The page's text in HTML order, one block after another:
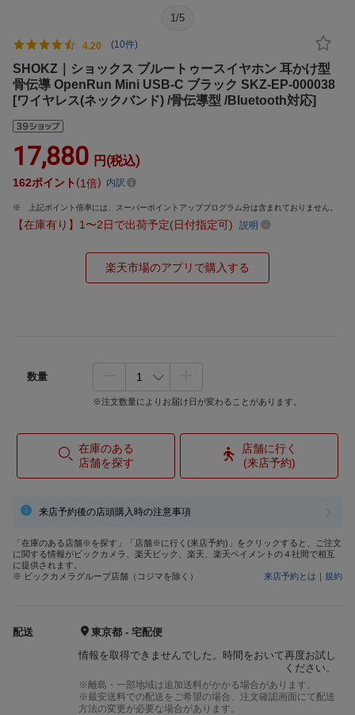
1 /5
4.20 (10件)
SHOKZ｜ショックス ブルートゥースイヤホン 耳かけ型
骨伝導 OpenRun Mini USB-C ブラック SKZ-EP-000038
[ワイヤレス(ネックバンド) /骨伝導型 /Bluetooth対応]
17,880 円(税込)
162ポイント 1倍 内訳
上記ポイント倍率には、スーパーポイントアッププログラム分は含まれておりません。
【在庫有り】1〜2日で出荷予定(日付指定可) 説明
楽天市場のアプリで購入する
数量
※注文数量によりお届け日が変わることがあります。
在庫のある
店舗を探す
店舗に行く
(来店予約)
来店予約後の店頭購入時の注意事項
「在庫のある店舗※を探す」「店舗※に行く(来店予約)」をクリックすると、ご注文
に関する情報がビックカメラ、楽天ビック、楽天、楽天ペイメントの４社間で相互
に提供されます。
※ ビックカメラグループ店舗（コジマを除く）
来店予約とは ｜ 規約
配送
東京都 - 宅配便
情報を取得できませんでした。時間をおいて再度お試し
ください。
※離島・一部地域は追加送料がかかる場合があります。
※最安送料での配送をご希望の場合、注文確認画面にて配送
方法の変更が必要な場合があります。